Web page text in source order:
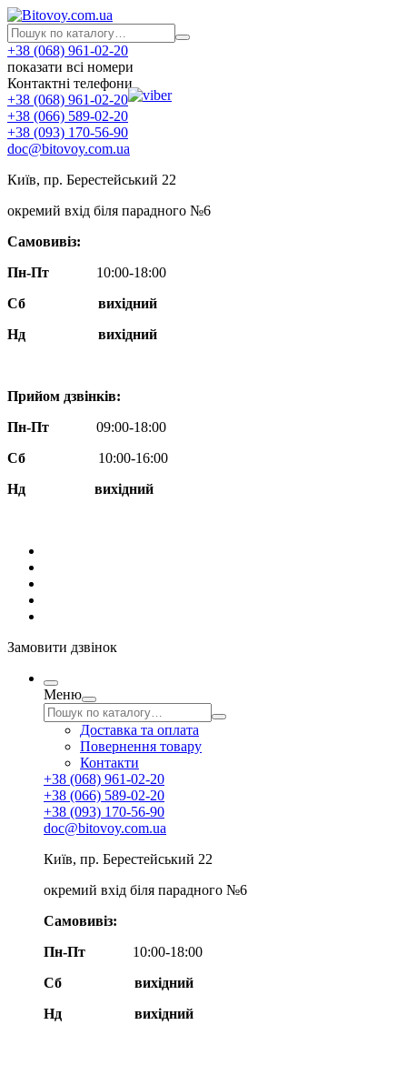
+38 (068) 961-02-20
показати всі номери
Контактні телефони
+38 (068) 961-02-20
+38 (066) 589-02-20
+38 (093) 170-56-90
doc@bitovoy.com.ua
Київ, пр. Берестейський 22
окремий вхід біля парадного №6
Самовивіз:
Пн-Пт
10:00-18:00
Сб
вихідний
Нд
вихідний
Прийом дзвінків:
Пн-Пт
09:00-18:00
Сб
10:00-16:00
Нд вихідний
Замовити дзвінок
Меню
Доставка та оплата
Повернення товару
Контакти
+38 (068) 961-02-20
+38 (066) 589-02-20
+38 (093) 170-56-90
doc@bitovoy.com.ua
Київ, пр. Берестейський 22
окремий вхід біля парадного №6
Самовивіз:
Пн-Пт
10:00-18:00
Сб
вихідний
Нд
вихідний